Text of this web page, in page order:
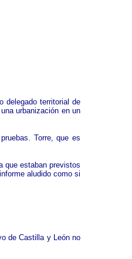
delegado territorial de
urbanización en un
Torre, que es
que estaban previstos
aludido como si
de Castilla y León no